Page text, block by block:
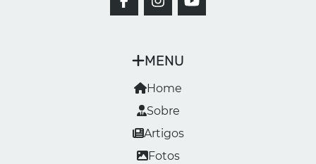
MENU
Home
Sobre
Artigos
Fotos